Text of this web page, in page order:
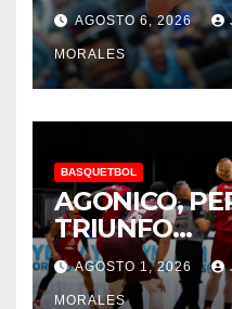
AGOSTO 6, 2026
MORALES
BASQUETBOL
AGONICO,
TRIUNFO…
AGOSTO 1, 2026
MORALES